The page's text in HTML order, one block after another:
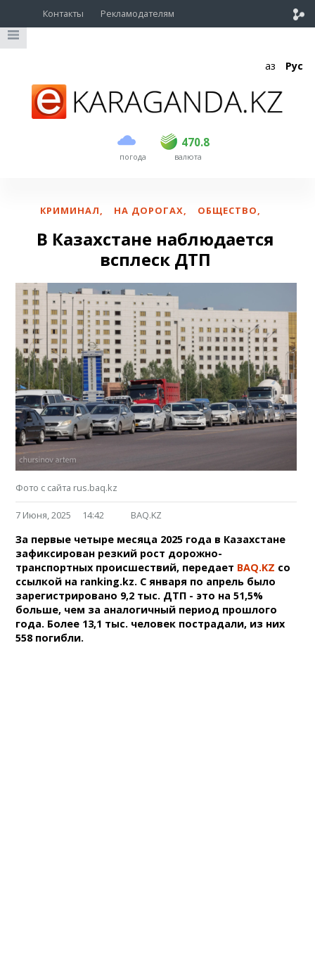
Контакты Рекламодателям
Қаз Рус
погода
470.8
USD 468.5 470.8
EUR валюта
КРИМИНАЛ, НА ДОРОГАХ, ОБЩЕСТВО,
В Казахстане наблюдается
всплеск ДТП
Фото с сайта rus.baq.kz
7 Июня, 2025 14:42 BAQ.KZ
За первые четыре месяца 2025 года в Казахстане
зафиксирован резкий рост дорожно-
транспортных происшествий, передает BAQ.KZ со
ссылкой на ranking.kz. С января по апрель было
зарегистрировано 9,2 тыс. ДТП - это на 51,5%
больше, чем за аналогичный период прошлого
года. Более 13,1 тыс. человек пострадали, из них
558 погибли.